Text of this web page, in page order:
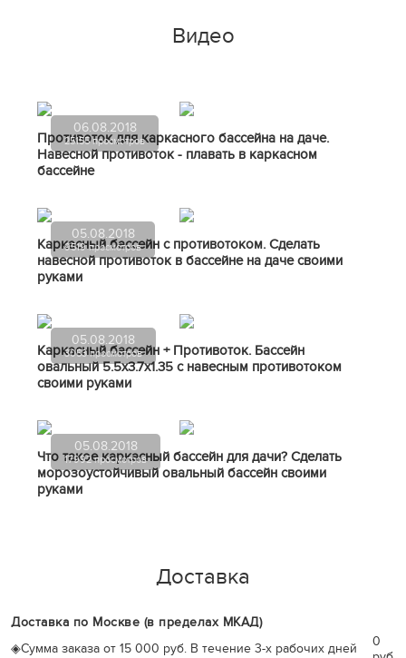
Видео
06.08.2018
25155 просмотров
Противоток для каркасного бассейна на даче.
Навесной противоток - плавать в каркасном
бассейне
05.08.2018
9519 просмотров
Каркасный бассейн с противотоком. Сделать
навесной противоток в бассейне на даче своими
руками
05.08.2018
3053 просмотров
Каркасный бассейн + Противоток. Бассейн
овальный 5.5х3.7х1.35 с навесным противотоком
своими руками
05.08.2018
17992 просмотров
Что такое каркасный бассейн для дачи? Сделать
морозоустойчивый овальный бассейн своими
руками
Доставка
Доставка по Москве (в пределах МКАД)
◈Сумма заказа от 15 000 руб. В течение 3-х рабочих дней
0